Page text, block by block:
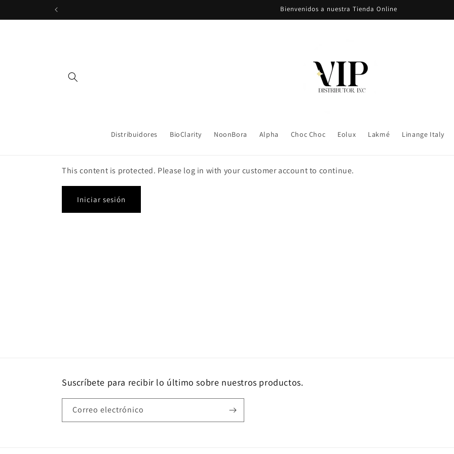
directamente
al contenido
Bienvenidos a nuestra Tienda Online
Distribuidores BioClarity NoonBora Alpha Choc Choc Eolux Lakmé Linange Italy
This content is protected. Please log in with your customer account to continue.
Iniciar sesión
Suscríbete para recibir lo último sobre nuestros productos.
Correo electrónico